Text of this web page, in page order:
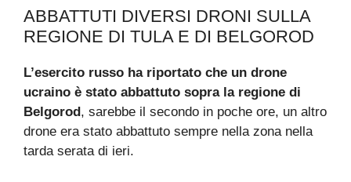
ABBATTUTI DIVERSI DRONI SULLA
REGIONE DI TULA E DI BELGOROD
L’esercito russo ha riportato che un drone
ucraino è stato abbattuto sopra la regione di
Belgorod , sarebbe il secondo in poche ore, un altro
drone era stato abbattuto sempre nella zona nella
tarda serata di ieri.